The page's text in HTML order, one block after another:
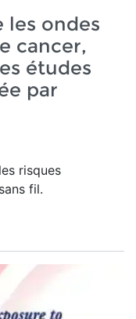
les ondes
cancer,
études
par
risques
fil.